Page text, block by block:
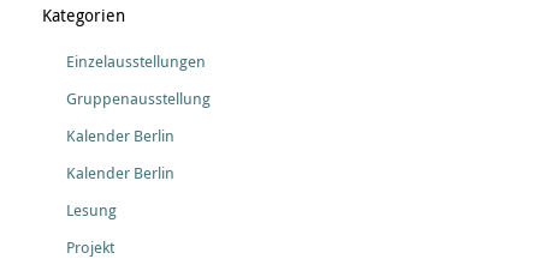
Kategorien
Einzelausstellungen
Gruppenausstellung
Kalender Berlin
Kalender Berlin
Lesung
Projekt